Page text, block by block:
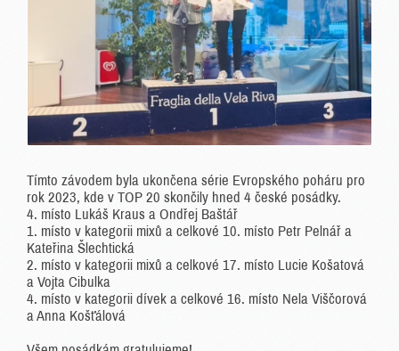
Tímto závodem byla ukončena série Evropského poháru pro
rok 2023, kde v TOP 20 skončily hned 4 české posádky.
4. místo Lukáš Kraus a Ondřej Baštář
1. místo v kategorii mixů a celkové 10. místo Petr Pelnář a
Kateřina Šlechtická
2. místo v kategorii mixů a celkové 17. místo Lucie Košatová
a Vojta Cibulka
4. místo v kategorii dívek a celkové 16. místo Nela Viščorová
a Anna Košťálová